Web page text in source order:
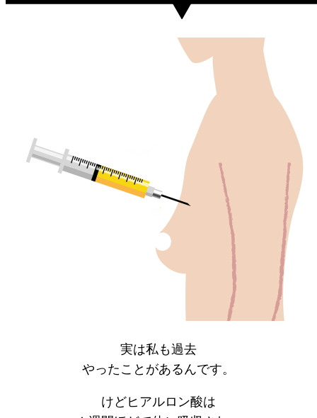
実は私も過去
やったことがあるんです。
けどヒアルロン酸は